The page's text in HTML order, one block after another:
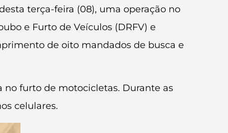
terça-feira (08), uma operação no
e Furto de Veículos (DRFV) e
de oito mandados de busca e
no furto de motocicletas. Durante as
celulares.